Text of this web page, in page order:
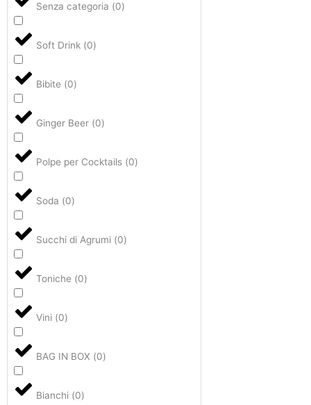
Senza categoria (0)
Soft Drink (0)
Bibite (0)
Ginger Beer (0)
Polpe per Cocktails (0)
Soda (0)
Succhi di Agrumi (0)
Toniche (0)
Vini (0)
BAG IN BOX (0)
Bianchi (0)